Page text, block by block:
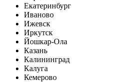
Екатеринбург
Иваново
Ижевск
Иркутск
Йошкар-Ола
Казань
Калининград
Калуга
Кемерово